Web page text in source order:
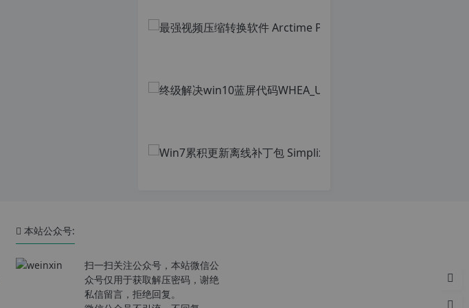
本站公众号:
扫一扫关注公众号，本站微信公
众号仅用于获取解压密码，谢绝
私信留言，拒绝回复。